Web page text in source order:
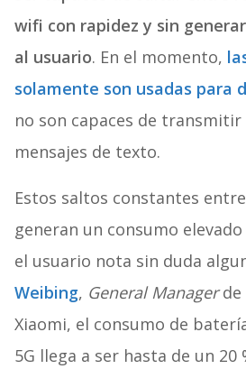
wifi con rapidez y sin
al usuario. En el momento,
solamente son usadas para
no son capaces de transmitir
mensajes de texto.
Estos saltos constantes
generan un consumo
el usuario nota sin duda
Weibing, General Managerde
Xiaomi, el consumo de
5G llega a ser hasta de un 20